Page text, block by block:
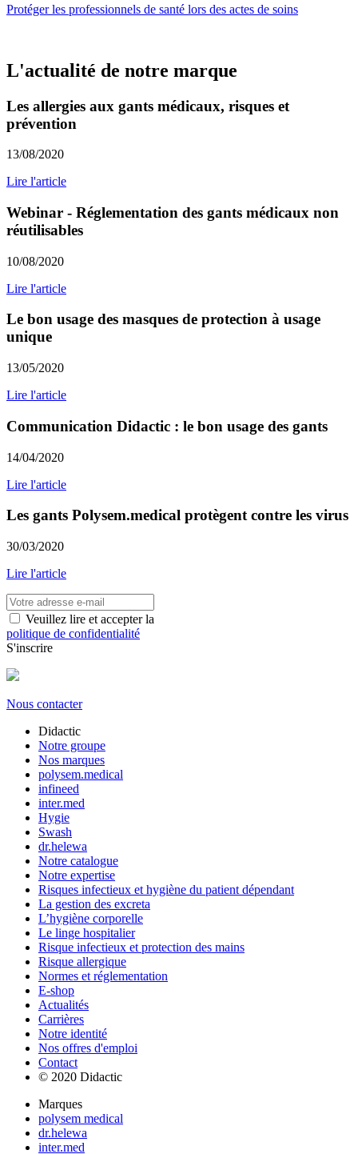
Protéger les professionnels de santé lors des actes de soins
L'actualité de notre marque
Les allergies aux gants médicaux, risques et
prévention
13/08/2020
Lire l'article
Webinar - Réglementation des gants médicaux non
réutilisables
10/08/2020
Lire l'article
Le bon usage des masques de protection à usage
unique
13/05/2020
Lire l'article
Communication Didactic : le bon usage des gants
14/04/2020
Lire l'article
Les gants Polysem.medical protègent contre les virus
30/03/2020
Lire l'article
Veuillez lire et accepter la
politique de confidentialité
S'inscrire
Nous contacter
Didactic
Notre groupe
Nos marques
polysem.medical
infineed
inter.med
Hygie
Swash
dr.helewa
Notre catalogue
Notre expertise
Risques infectieux et hygiène du patient dépendant
La gestion des excreta
L’hygiène corporelle
Le linge hospitalier
Risque infectieux et protection des mains
Risque allergique
Normes et réglementation
E-shop
Actualités
Carrières
Notre identité
Nos offres d'emploi
Contact
© 2020 Didactic
Marques
polysem medical
dr.helewa
inter.med